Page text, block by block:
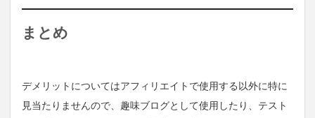
まとめ
デメリットについてはアフィリエイトで使用する以外に特に
見当たりませんので、趣味ブログとして使用したり、テスト